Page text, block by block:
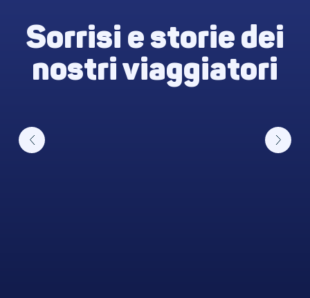
Sorrisi e storie dei
nostri viaggiatori